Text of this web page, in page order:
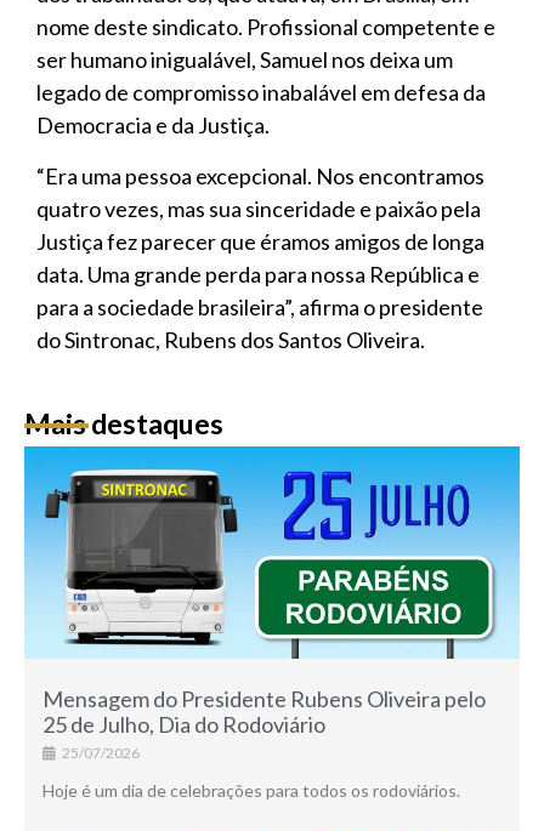
nome deste sindicato. Profissional competente e
ser humano inigualável, Samuel nos deixa um
legado de compromisso inabalável em defesa da
Democracia e da Justiça.
“Era uma pessoa excepcional. Nos encontramos
quatro vezes, mas sua sinceridade e paixão pela
Justiça fez parecer que éramos amigos de longa
data. Uma grande perda para nossa República e
para a sociedade brasileira”, afirma o presidente
do Sintronac, Rubens dos Santos Oliveira.
Mais destaques
Mensagem do Presidente Rubens Oliveira pelo
25 de Julho, Dia do Rodoviário
25/07/2026
Hoje é um dia de celebrações para todos os rodoviários.